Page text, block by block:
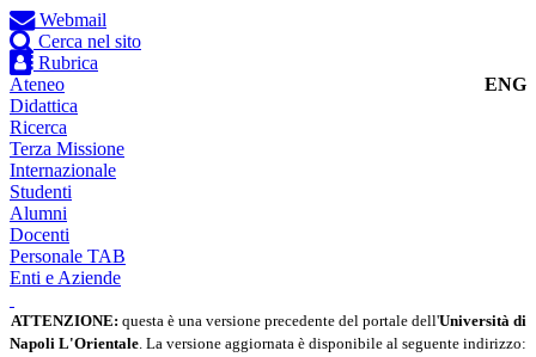
Webmail
Cerca nel sito
Rubrica
ENG
Ateneo
Didattica
Ricerca
Terza Missione
Internazionale
Studenti
Alumni
Docenti
Personale TAB
Enti e Aziende
ATTENZIONE: questa è una versione precedente del portale dell'Università di
Napoli L'Orientale. La versione aggiornata è disponibile al seguente indirizzo: